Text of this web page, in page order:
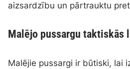
aizsardzību un pārtrauktu
Malējo pussargu taktiskās
Malējie pussargi ir būtiski, lai